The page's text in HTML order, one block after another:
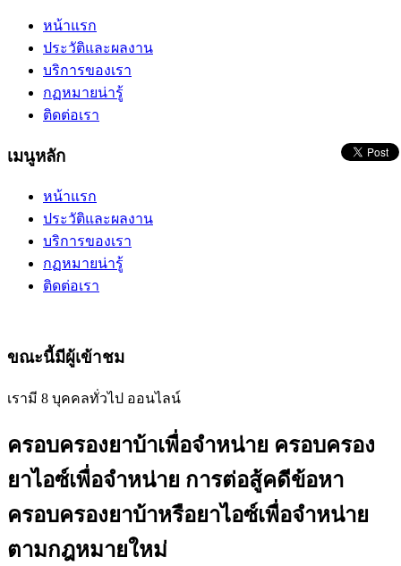
หน้าแรก
ประวัติและผลงาน
บริการของเรา
กฏหมายน่ารู้
ติดต่อเรา
เมนูหลัก
หน้าแรก
ประวัติและผลงาน
บริการของเรา
กฏหมายน่ารู้
ติดต่อเรา
ขณะนี้มีผู้เข้าชม
เรามี 8 บุคคลทั่วไป ออนไลน์
ครอบครองยาบ้าเพื่อจำหน่าย ครอบครอง
ยาไอซ์เพื่อจำหน่าย การต่อสู้คดีข้อหา
ครอบครองยาบ้าหรือยาไอซ์เพื่อจำหน่าย
ตามกฎหมายใหม่